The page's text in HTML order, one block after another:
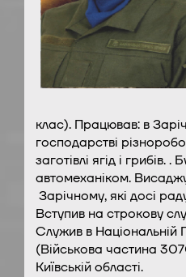
клас). Працював: в
господарстві
заготівлі ягід і грибів.
автомеханіком.
Зарічному, які досі
Вступив на строкову
Служив в Національній
(Військова частина
Київській області.